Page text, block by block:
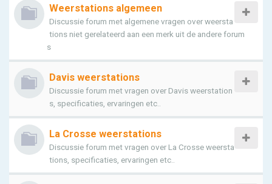
Weerstations algemeen
Discussie forum met algemene vragen over weersta
tions niet gerelateerd aan een merk uit de andere forum
s
Davis weerstations
Discussie forum met vragen over Davis weerstation
s, specificaties, ervaringen etc..
La Crosse weerstations
Discussie forum met vragen over La Crosse weersta
tions, specificaties, ervaringen etc..